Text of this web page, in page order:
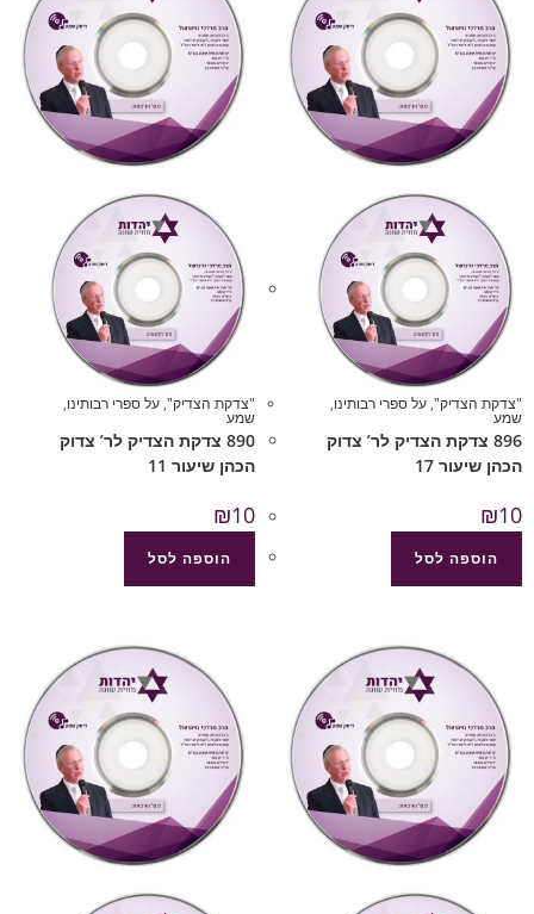
"צדקת הצדיק",על ספרי רבותינו,
שמע
896 צדקת הצדיק לר’ צדוק
הכהן שיעור 17
₪10
הוספה לסל
"צדקת הצדיק",על ספרי רבותינו,
שמע
890 צדקת הצדיק לר’ צדוק
הכהן שיעור 11
₪10
הוספה לסל